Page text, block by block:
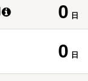
0 日
0 日